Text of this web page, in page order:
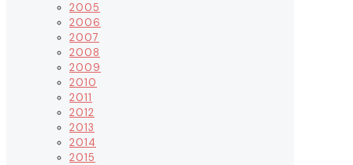
2005
2006
2007
2008
2009
2010
2011
2012
2013
2014
2015